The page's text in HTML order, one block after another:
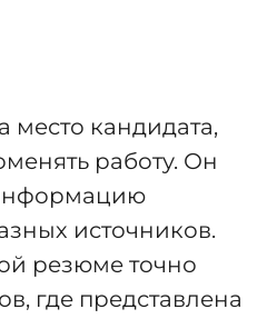
место кандидата,
работу. Он
источников.
резюме точно
где представлена